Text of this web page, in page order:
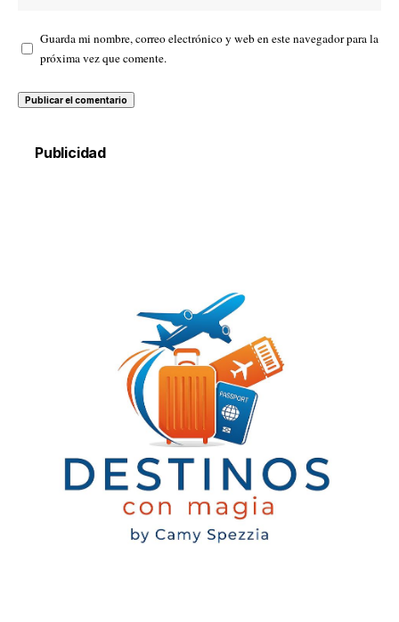
Guarda mi nombre, correo electrónico y web en este navegador para la
próxima vez que comente.
Publicidad